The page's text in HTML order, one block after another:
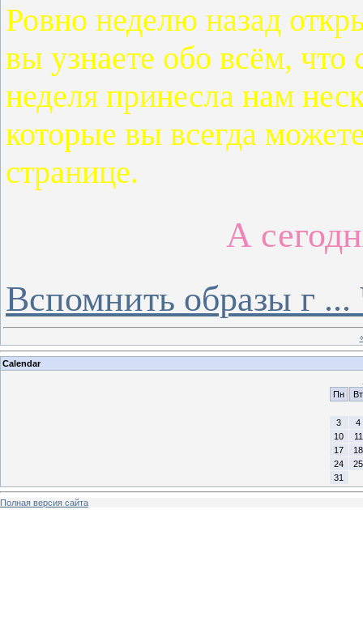
Ровно неделю назад
вы узнаете обо всём,
неделя принесла нам
которые вы всегда
странице.
А
Вспомнить образы г ...
Calendar
Пн
Вт
3
4
10
11
17
18
24
25
31
Полная версия сайта